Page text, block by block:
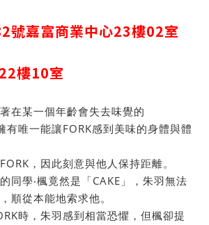
號嘉富商業中心23樓02室
22樓10室
在某一個年齡會失去味覺的
有唯一能讓FORK感到美味的身體與體
，因此刻意與他人保持距離。
同學‧楓竟然是「CAKE」，朱羽無法
順從本能地索求他。
時，朱羽感到相當恐懼，但楓卻提